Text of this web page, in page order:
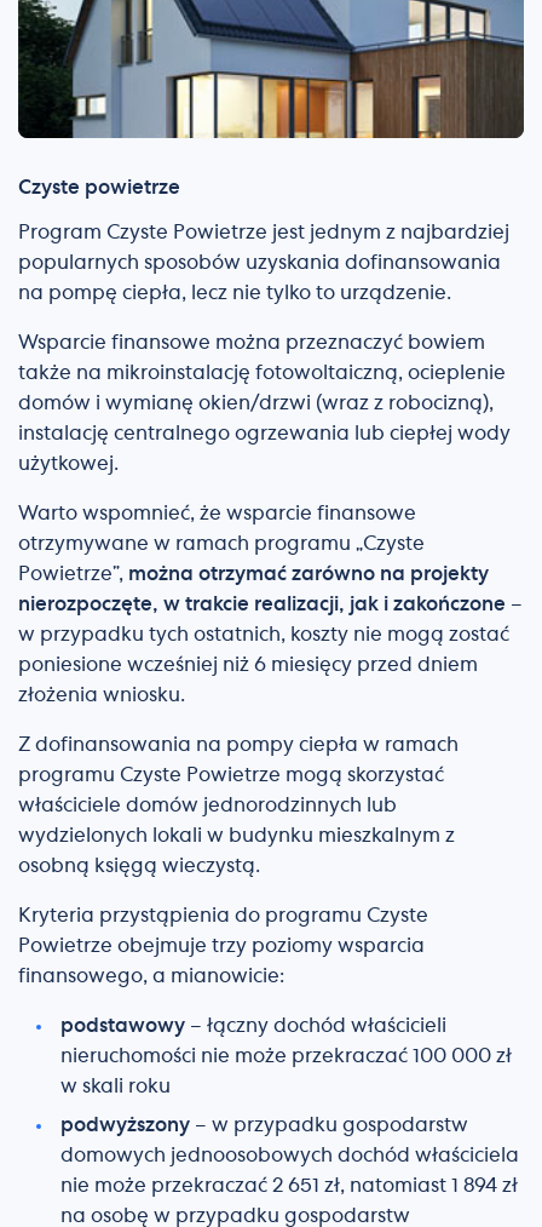
Czyste powietrze
Program Czyste Powietrze jest jednym z najbardziej
popularnych sposobów uzyskania dofinansowania
na pompę ciepła, lecz nie tylko to urządzenie.
Wsparcie finansowe można przeznaczyć bowiem
także na mikroinstalację fotowoltaiczną, ocieplenie
domów i wymianę okien/drzwi (wraz z robocizną),
instalację centralnego ogrzewania lub ciepłej wody
użytkowej.
Warto wspomnieć, że wsparcie finansowe
otrzymywane w ramach programu „Czyste
Powietrze”, można otrzymać zarówno na projekty
nierozpoczęte, w trakcie realizacji, jak i zakończone –
w przypadku tych ostatnich, koszty nie mogą zostać
poniesione wcześniej niż 6 miesięcy przed dniem
złożenia wniosku.
Z dofinansowania na pompy ciepła w ramach
programu Czyste Powietrze mogą skorzystać
właściciele domów jednorodzinnych lub
wydzielonych lokali w budynku mieszkalnym z
osobną księgą wieczystą.
Kryteria przystąpienia do programu Czyste
Powietrze obejmuje trzy poziomy wsparcia
finansowego, a mianowicie:
podstawowy – łączny dochód właścicieli
nieruchomości nie może przekraczać 100 000 zł
w skali roku
podwyższony – w przypadku gospodarstw
domowych jednoosobowych dochód właściciela
nie może przekraczać 2 651 zł, natomiast 1 894 zł
na osobę w przypadku gospodarstw